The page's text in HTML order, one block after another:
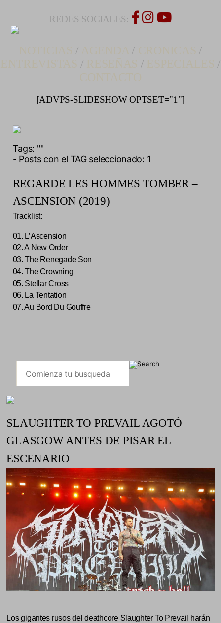
REDES SOCIALES:
/ /
/
/ /
/
[ADVPS-SLIDESHOW OPTSET="1"]
Tags: ""
- Posts con el TAG seleccionado: 1
REGARDE LES HOMMES TOMBER –
ASCENSION (2019)
Tracklist:
01. L’Ascension
02. A New Order
03. The Renegade Son
04. The Crowning
05. Stellar Cross
06. La Tentation
07. Au Bord Du Gouffre
SLAUGHTER TO PREVAIL AGOTÓ
GLASGOW ANTES DE PISAR EL
ESCENARIO
Los gigantes rusos del deathcore Slaughter To Prevail harán